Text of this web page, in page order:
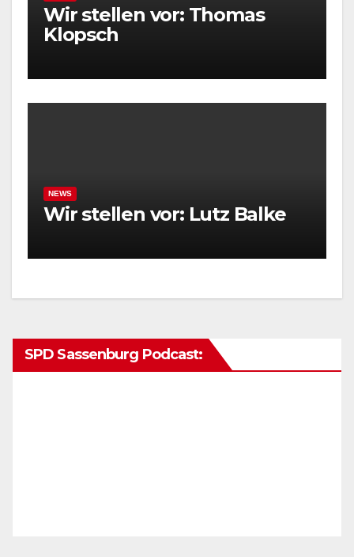
Wir stellen vor: Thomas
Klopsch
NEWS
Wir stellen vor: Lutz Balke
SPD Sassenburg Podcast: